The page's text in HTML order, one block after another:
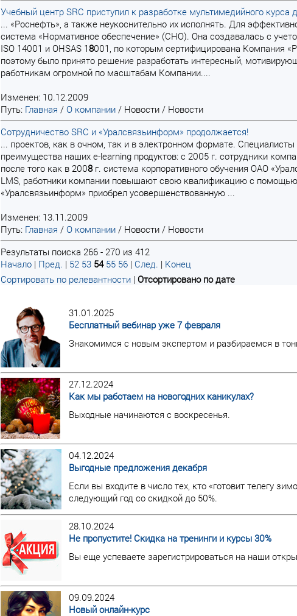
Учебный центр SRC приступил к разработке мультимедийного
... «Роснефть», а также неукоснительно их исполнять. Для
система «Нормативное обеспечение» (СНО). Она создавалась с
ISO 14001 и OHSAS 18001, по которым сертифицирована Компания
поэтому было принято решение разработать интересный,
работникам огромной по масштабам Компании....
Изменен: 10.12.2009
Путь: Главная / О компании / Новости / Новости
Сотрудничество SRC и «Уралсвязьинформ» продолжается!
... проектов, как в очном, так и в электронном формате.
преимущества наших e-learning продуктов: с 2005 г. сотрудники
после того как в 2008г. система корпоративного обучения ОАО
LMS, работники компании повышают свою квалификацию с помощью
«Уралсвязьинформ» приобрел усовершенствованную ...
Изменен: 13.11.2009
Путь: Главная / О компании / Новости / Новости
Результаты поиска 266 - 270 из 412
Начало | Пред. | 52 53 54 55 56 | След. | Конец
Сортировать по релевантности | Отсортировано по дате
31.01.2025
Бесплатный вебинар уже 7 февраля
Знакомимся с новым экспертом и разбираемся в
27.12.2024
Как мы работаем на новогодних каникулах?
Выходные начинаются с воскресенья.
04.12.2024
Выгодные предложения декабря
Если вы входите в число тех, кто «готовит телегу
следующий год со скидкой до 50%.
28.10.2024
Не пропустите! Скидка на тренинги и курсы 30%
Вы еще успеваете зарегистрироваться на наши
09.09.2024
Новый онлайн-курс